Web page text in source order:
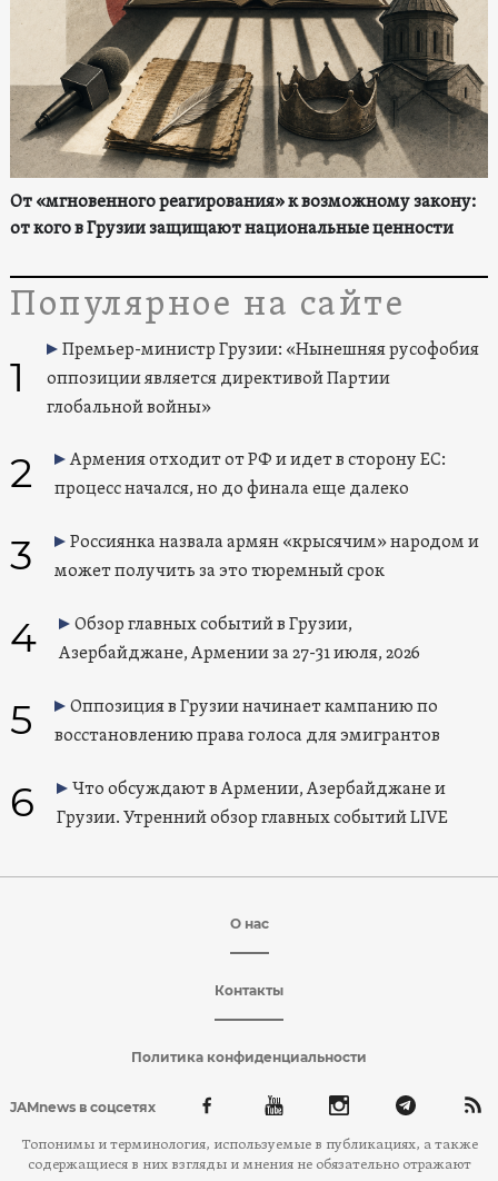
От «мгновенного реагирования» к возможному закону:
от кого в Грузии защищают национальные ценности
Популярное на сайте
1
Премьер-министр Грузии: «Нынешняя русофобия
оппозиции является директивой Партии
глобальной войны»
2
Армения отходит от РФ и идет в сторону ЕС:
процесс начался, но до финала еще далеко
3
Россиянка назвала армян «крысячим» народом и
может получить за это тюремный срок
4
Обзор главных событий в Грузии,
Азербайджане, Армении за 27-31 июля, 2026
5
Оппозиция в Грузии начинает кампанию по
восстановлению права голоса для эмигрантов
6
Что обсуждают в Армении, Азербайджане и
Грузии. Утренний обзор главных событий LIVE
О нас
Контакты
Политика конфиденциальности
JAMnews в соцсетях
Топонимы и терминология, используемые в публикациях, а также
содержащиеся в них взгляды и мнения не обязательно отражают